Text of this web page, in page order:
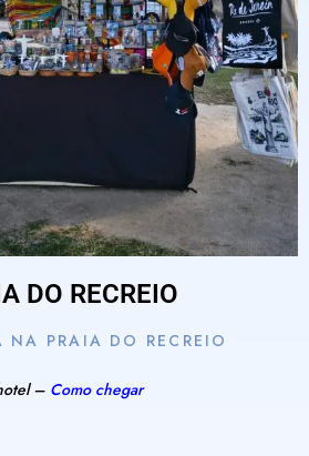
DO RECREIO
NA PRAIA DO RECREIO
– Como chegar